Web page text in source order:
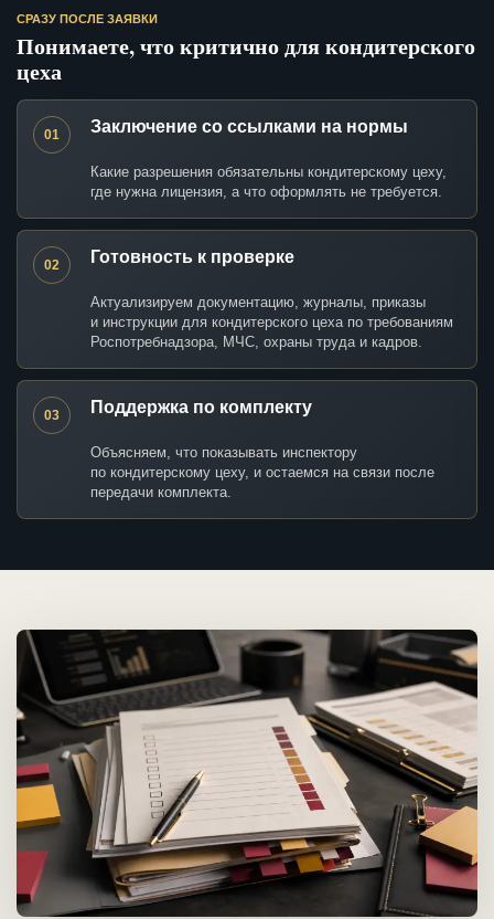
СРАЗУ ПОСЛЕ ЗАЯВКИ
Понимаете, что критично для кондитерского
цеха
01 Заключение со ссылками на нормы
Какие разрешения обязательны кондитерскому цеху,
где нужна лицензия, а что оформлять не требуется.
02 Готовность к проверке
Актуализируем документацию, журналы, приказы
и инструкции для кондитерского цеха по требованиям
Роспотребнадзора, МЧС, охраны труда и кадров.
03 Поддержка по комплекту
Объясняем, что показывать инспектору
по кондитерскому цеху, и остаемся на связи после
передачи комплекта.